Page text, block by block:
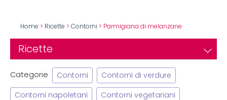
Home > Ricette > Contorni > Parmigiana di melanzane
Ricette
Categorie Contorni Contorni di verdure
Contorni napoletani Contorni vegetariani